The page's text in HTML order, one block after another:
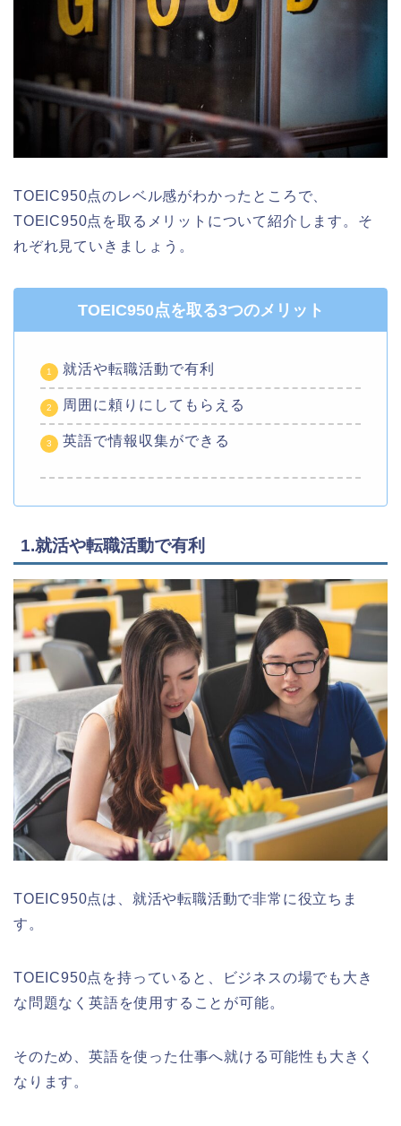
TOEIC950点のレベル感がわかったところで、
TOEIC950点を取るメリットについて紹介します。そ
れぞれ見ていきましょう。
TOEIC950点を取る3つのメリット
就活や転職活動で有利
周囲に頼りにしてもらえる
英語で情報収集ができる
1.就活や転職活動で有利
TOEIC950点は、就活や転職活動で非常に役立ちま
す。
TOEIC950点を持っていると、ビジネスの場でも大き
な問題なく英語を使用することが可能。
そのため、英語を使った仕事へ就ける可能性も大きく
なります。